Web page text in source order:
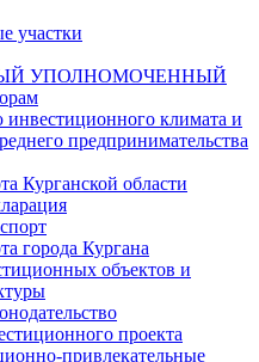
участки
УПОЛНОМОЧЕННЫЙ
климата и
предпринимательства
Курганской области
города Кургана
объектов и
проекта
привлекательные